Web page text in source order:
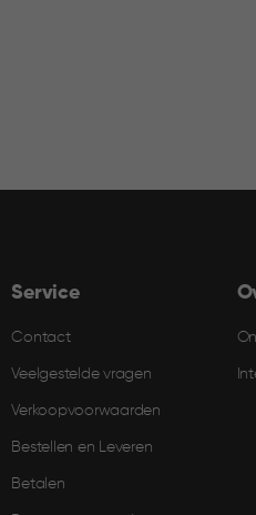
Service
Contact
Veelgestelde vragen
Verkoopvoorwaarden
Bestellen en Leveren​
Betalen